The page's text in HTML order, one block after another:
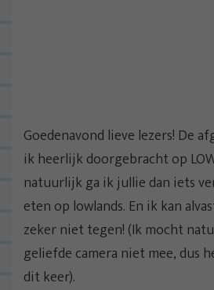
Goedenavond lieve lezers! De
ik heerlijk doorgebracht op
natuurlijk ga ik jullie dan iets
eten op lowlands. En ik kan
zeker niet tegen! (Ik mocht
geliefde camera niet mee, dus
dit keer).